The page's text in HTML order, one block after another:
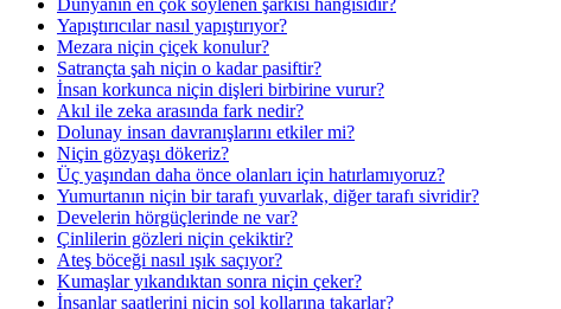
Dünyanın en çok söylenen şarkısı hangisidir?
Yapıştırıcılar nasıl yapıştırıyor?
Mezara niçin çiçek konulur?
Satrançta şah niçin o kadar pasiftir?
İnsan korkunca niçin dişleri birbirine vurur?
Akıl ile zeka arasında fark nedir?
Dolunay insan davranışlarını etkiler mi?
Niçin gözyaşı dökeriz?
Üç yaşından daha önce olanları için hatırlamıyoruz?
Yumurtanın niçin bir tarafı yuvarlak, diğer tarafı sivridir?
Develerin hörgüçlerinde ne var?
Çinlilerin gözleri niçin çekiktir?
Ateş böceği nasıl ışık saçıyor?
Kumaşlar yıkandıktan sonra niçin çeker?
İnsanlar saatlerini niçin sol kollarına takarlar?